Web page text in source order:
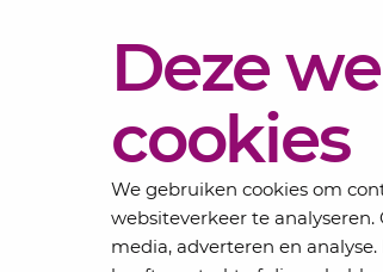
Deze
cookies
We gebruiken cookies om
websiteverkeer te
media, adverteren en